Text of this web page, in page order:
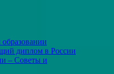
диплом в России
– Советы и